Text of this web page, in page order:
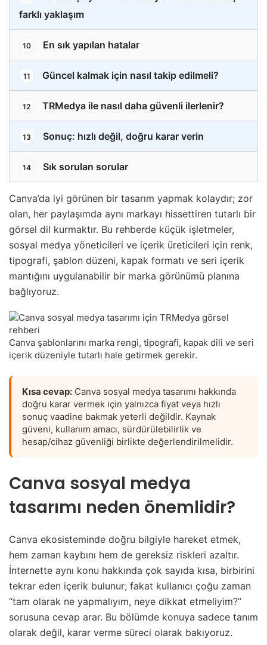
farklı yaklaşım
10 En sık yapılan hatalar
11 Güncel kalmak için nasıl takip edilmeli?
12 TRMedya ile nasıl daha güvenli ilerlenir?
13 Sonuç: hızlı değil, doğru karar verin
14 Sık sorulan sorular
Canva’da iyi görünen bir tasarım yapmak kolaydır; zor
olan, her paylaşımda aynı markayı hissettiren tutarlı bir
görsel dil kurmaktır. Bu rehberde küçük işletmeler,
sosyal medya yöneticileri ve içerik üreticileri için renk,
tipografi, şablon düzeni, kapak formatı ve seri içerik
mantığını uygulanabilir bir marka görünümü planına
bağlıyoruz.
Canva şablonlarını marka rengi, tipografi, kapak dili ve seri
içerik düzeniyle tutarlı hale getirmek gerekir.
Kısa cevap: Canva sosyal medya tasarımı hakkında
doğru karar vermek için yalnızca fiyat veya hızlı
sonuç vaadine bakmak yeterli değildir. Kaynak
güveni, kullanım amacı, sürdürülebilirlik ve
hesap/cihaz güvenliği birlikte değerlendirilmelidir.
Canva sosyal medya
tasarımı neden önemlidir?
Canva ekosisteminde doğru bilgiyle hareket etmek,
hem zaman kaybını hem de gereksiz riskleri azaltır.
İnternette aynı konu hakkında çok sayıda kısa, birbirini
tekrar eden içerik bulunur; fakat kullanıcı çoğu zaman
“tam olarak ne yapmalıyım, neye dikkat etmeliyim?”
sorusuna cevap arar. Bu bölümde konuya sadece tanım
olarak değil, karar verme süreci olarak bakıyoruz.